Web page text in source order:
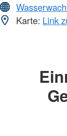
Karte: Link